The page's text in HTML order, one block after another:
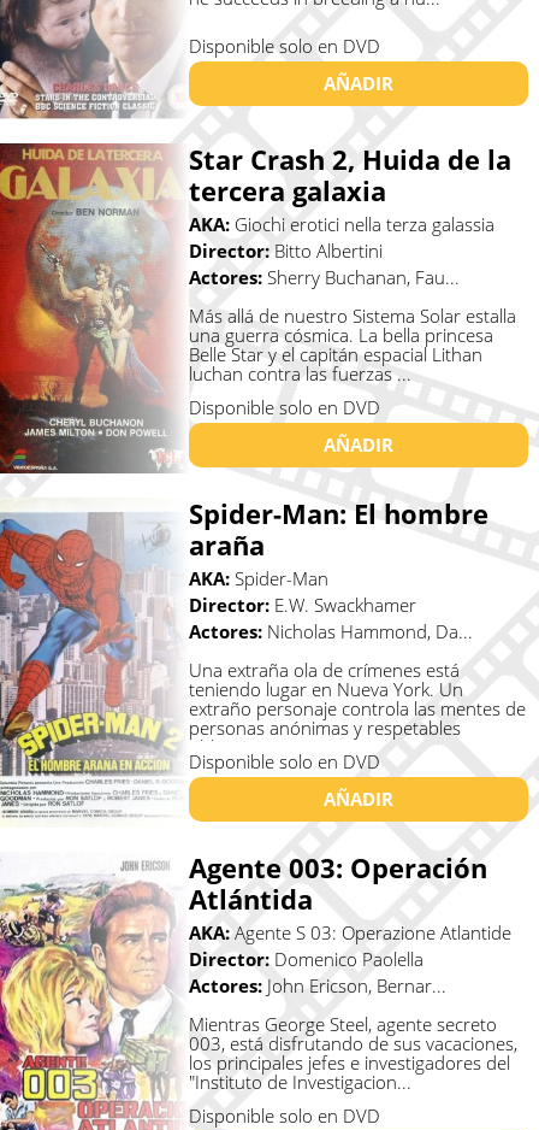
Disponible solo en DVD
AÑADIR
Star Crash 2, Huida de la
tercera galaxia
AKA: Giochi erotici nella terza galassia
Director: Bitto Albertini
Actores: Sherry Buchanan, Fau...
Más allá de nuestro Sistema Solar estalla
una guerra cósmica. La bella princesa
Belle Star y el capitán espacial Lithan
luchan contra las fuerzas ...
Disponible solo en DVD
AÑADIR
Spider-Man: El hombre
araña
AKA: Spider-Man
Director: E.W. Swackhamer
Actores: Nicholas Hammond, Da...
Una extraña ola de crímenes está
teniendo lugar en Nueva York. Un
extraño personaje controla las mentes de
personas anónimas y respetables
oblig�...
Disponible solo en DVD
AÑADIR
Agente 003: Operación
Atlántida
AKA: Agente S 03: Operazione Atlantide
Director: Domenico Paolella
Actores: John Ericson, Bernar...
Mientras George Steel, agente secreto
003, está disfrutando de sus vacaciones,
los principales jefes e investigadores del
"Instituto de Investigacion...
Disponible solo en DVD